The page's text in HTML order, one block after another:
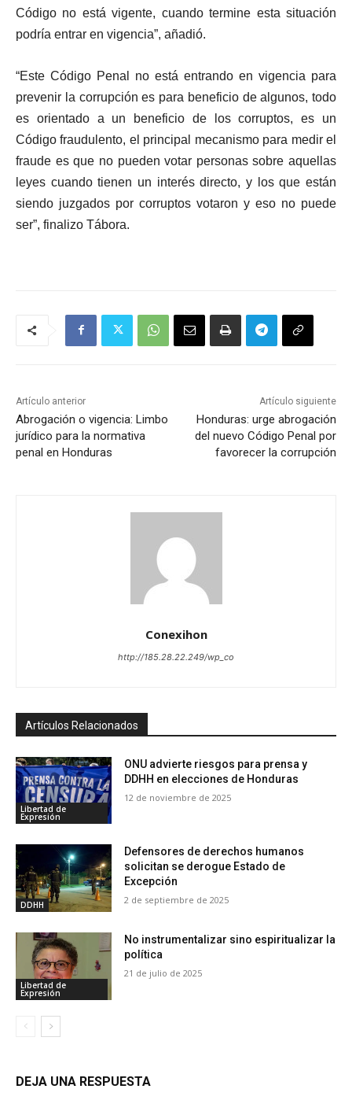
Código no está vigente, cuando termine esta situación
podría entrar en vigencia”, añadió.
“Este Código Penal no está entrando en vigencia para
prevenir la corrupción es para beneficio de algunos, todo
es orientado a un beneficio de los corruptos, es un
Código fraudulento, el principal mecanismo para medir el
fraude es que no pueden votar personas sobre aquellas
leyes cuando tienen un interés directo, y los que están
siendo juzgados por corruptos votaron y eso no puede
ser”, finalizo Tábora.
Artículo anterior
Abrogación o vigencia: Limbo
jurídico para la normativa
penal en Honduras
Artículo siguiente
Honduras: urge abrogación
del nuevo Código Penal por
favorecer la corrupción
Conexihon
http://185.28.22.249/wp_co
Artículos Relacionados
Libertad de
Expresión
ONU advierte riesgos para prensa y
DDHH en elecciones de Honduras
12 de noviembre de 2025
DDHH
Defensores de derechos humanos
solicitan se derogue Estado de
Excepción
2 de septiembre de 2025
Libertad de
Expresión
No instrumentalizar sino espiritualizar la
política
21 de julio de 2025
DEJA UNA RESPUESTA